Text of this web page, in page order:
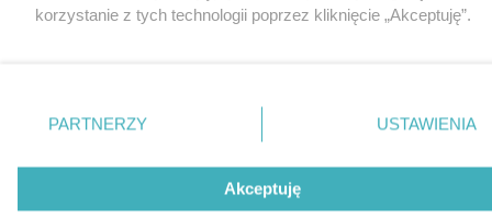
korzystanie z tych technologii poprzez kliknięcie „Akceptuję”.
nie wymagają zgody użytkownika, ale masz prawo sprzeciwić
się takiemu przetwarzaniu. Preferencje będą miały
Zapoznaj się z poniższymi informacjami, abyś mógł świadomie
PARTNERZY USTAWIENIA
Akceptuję